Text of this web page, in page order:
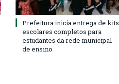
Prefeitura inicia entrega de kits
escolares completos para
estudantes da rede municipal
de ensino